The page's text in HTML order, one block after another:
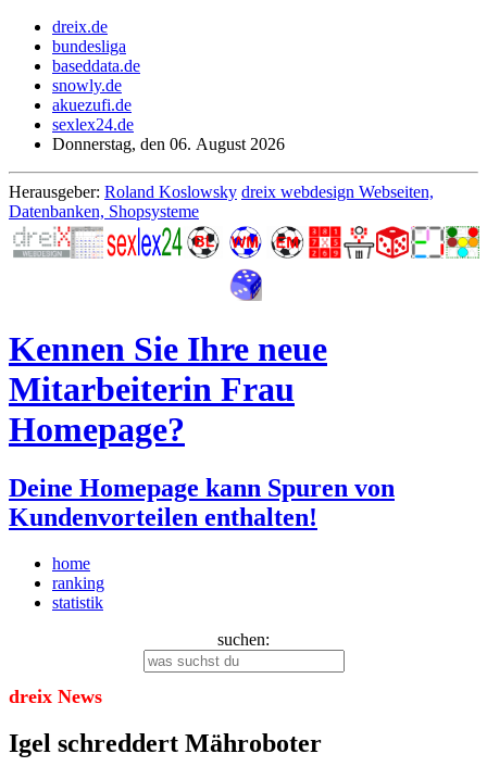
dreix.de
bundesliga
baseddata.de
snowly.de
akuezufi.de
sexlex24.de
Donnerstag, den 06. August 2026
Herausgeber: Roland Koslowsky dreix webdesign Webseiten,
Datenbanken, Shopsysteme
Kennen Sie Ihre neue
Mitarbeiterin Frau
Homepage?
Deine Homepage kann Spuren von
Kundenvorteilen enthalten!
home
ranking
statistik
suchen:
dreix News
Igel schreddert Mähroboter